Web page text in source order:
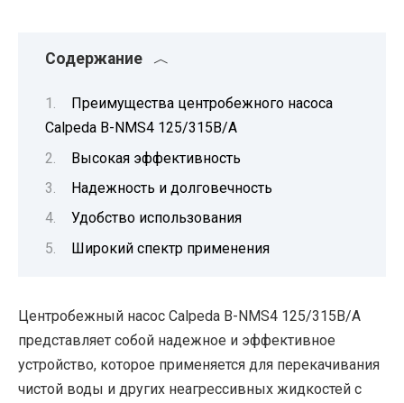
Содержание
Преимущества центробежного насоса
Calpeda B-NMS4 125/315B/A
Высокая эффективность
Надежность и долговечность
Удобство использования
Широкий спектр применения
Центробежный насос Calpeda B-NMS4 125/315B/A
представляет собой надежное и эффективное
устройство, которое применяется для перекачивания
чистой воды и других неагрессивных жидкостей с